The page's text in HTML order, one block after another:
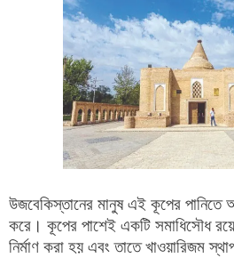
উজবেকিস্তানের মানুষ এই কূপের
করে। কূপের পাশেই একটি সমাধিসৌধ
নির্মাণ করা হয় এবং তাতে খাওয়ারিজম